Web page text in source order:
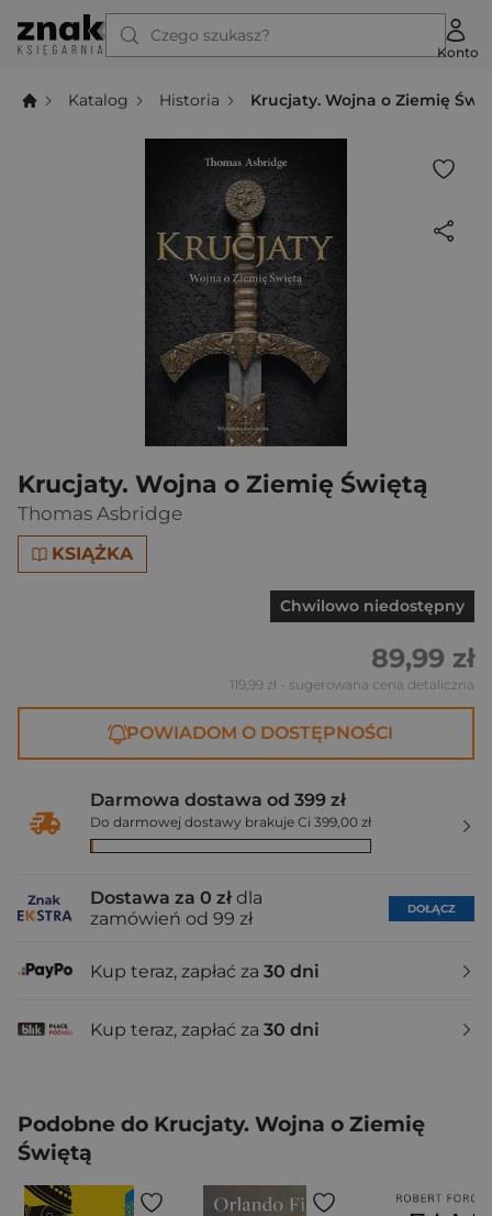
Czego szukasz?
Konto
Katalog Historia Krucjaty. Wojna o Ziemię
Krucjaty. Wojna o Ziemię Świętą
Thomas Asbridge
KSIĄŻKA
Chwilowo niedostępny
89,99 zł
119,99 zł - sugerowana cena detaliczna
POWIADOM O DOSTĘPNOŚCI
Darmowa dostawa od 399 zł
Do darmowej dostawy brakuje Ci 399,00 zł
Dostawa za 0 zł dla
zamówień od 99 zł
DOŁĄCZ
Kup teraz, zapłać za 30 dni
Kup teraz, zapłać za 30 dni
Podobne do Krucjaty. Wojna o Ziemię
Świętą